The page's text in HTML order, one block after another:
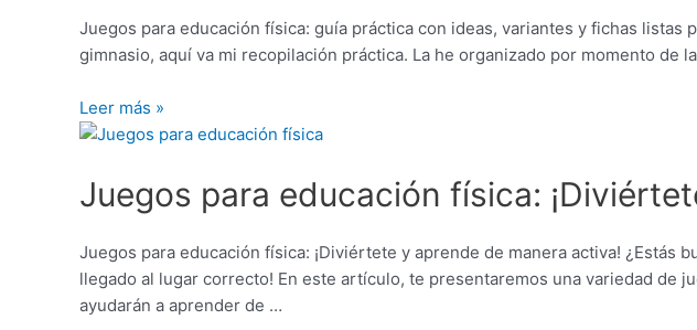
Juegos para educación física: guía práctica con ideas, variantes y fichas
gimnasio, aquí va mi recopilación práctica. La he organizado por momento
ideas
y
listas
Leer más »
Juegos para educación física:
Juegos para educación física: ¡Diviértete y aprende de manera activa! ¿Estás
llegado al lugar correcto! En este artículo, te presentaremos una variedad de
ayudarán a aprender de …
Juegos
educación
física:
y
aprende
de